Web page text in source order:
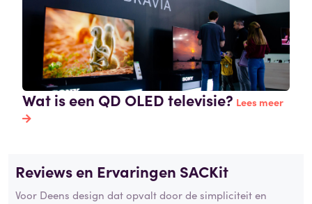
Wat is een QD OLED televisie? Lees meer
Reviews en Ervaringen SACKit
Voor Deens design dat opvalt door de simpliciteit en